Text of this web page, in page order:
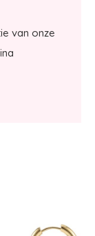
van onze